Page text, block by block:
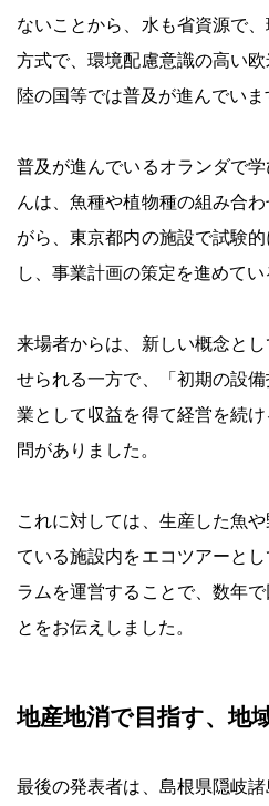
ないことから、水も省資源で
方式で、環境配慮意識の高い
陸の国等では普及が進んでいま
普及が進んでいるオランダで
んは、魚種や植物種の組み合
がら、東京都内の施設で試験
し、事業計画の策定を進めてい
来場者からは、新しい概念と
せられる一方で、「初期の設
業として収益を得て経営を続
問がありました。
これに対しては、生産した魚
ている施設内をエコツアーと
ラムを運営することで、数年
とをお伝えしました。
地産地消で目指す、地
最後の発表者は、島根県隠岐